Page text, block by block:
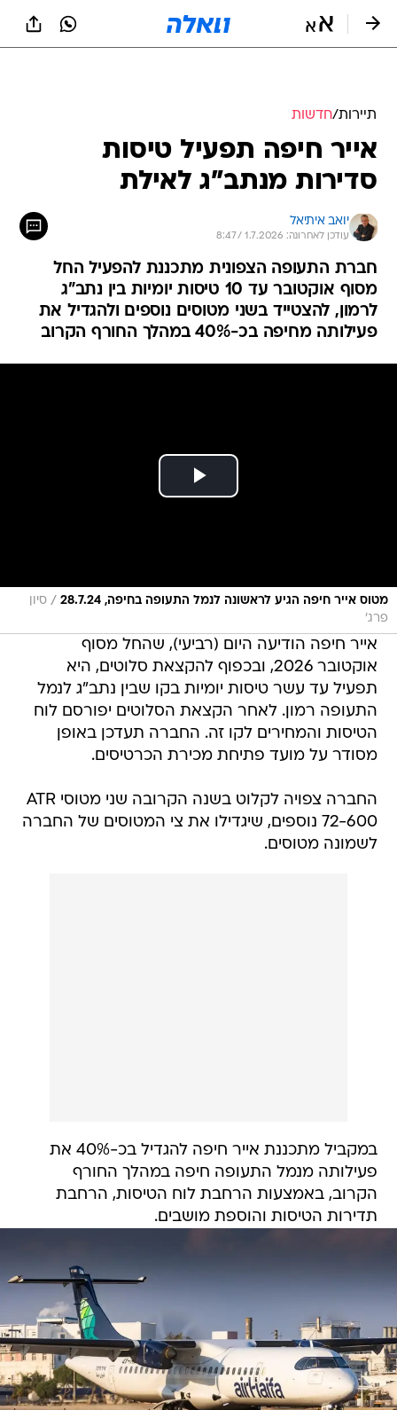
תיירות/חדשות
אייר חיפה תפעיל טיסות
סדירות מנתב"ג לאילת
יואב איתיאל
עודכן לאחרונה: 1.7.2026 / 8:47
חברת התעופה הצפונית מתכננת להפעיל החל
מסוף אוקטובר עד 10 טיסות יומיות בין נתב"ג
לרמון, להצטייד בשני מטוסים נוספים ולהגדיל את
פעילותה מחיפה בכ-40% במהלך החורף הקרוב
מטוס אייר חיפה הגיע לראשונה לנמל התעופה בחיפה, 28.7.24 / סיון
פרג'
אייר חיפה הודיעה היום (רביעי), שהחל מסוף
אוקטובר 2026, ובכפוף להקצאת סלוטים, היא
תפעיל עד עשר טיסות יומיות בקו שבין נתב"ג לנמל
התעופה רמון. לאחר הקצאת הסלוטים יפורסם לוח
הטיסות והמחירים לקו זה. החברה תעדכן באופן
מסודר על מועד פתיחת מכירת הכרטיסים.
החברה צפויה לקלוט בשנה הקרובה שני מטוסי ATR
72-600 נוספים, שיגדילו את צי המטוסים של החברה
לשמונה מטוסים.
במקביל מתכננת אייר חיפה להגדיל בכ-40% את
פעילותה מנמל התעופה חיפה במהלך החורף
הקרוב, באמצעות הרחבת לוח הטיסות, הרחבת
תדירות הטיסות והוספת מושבים.